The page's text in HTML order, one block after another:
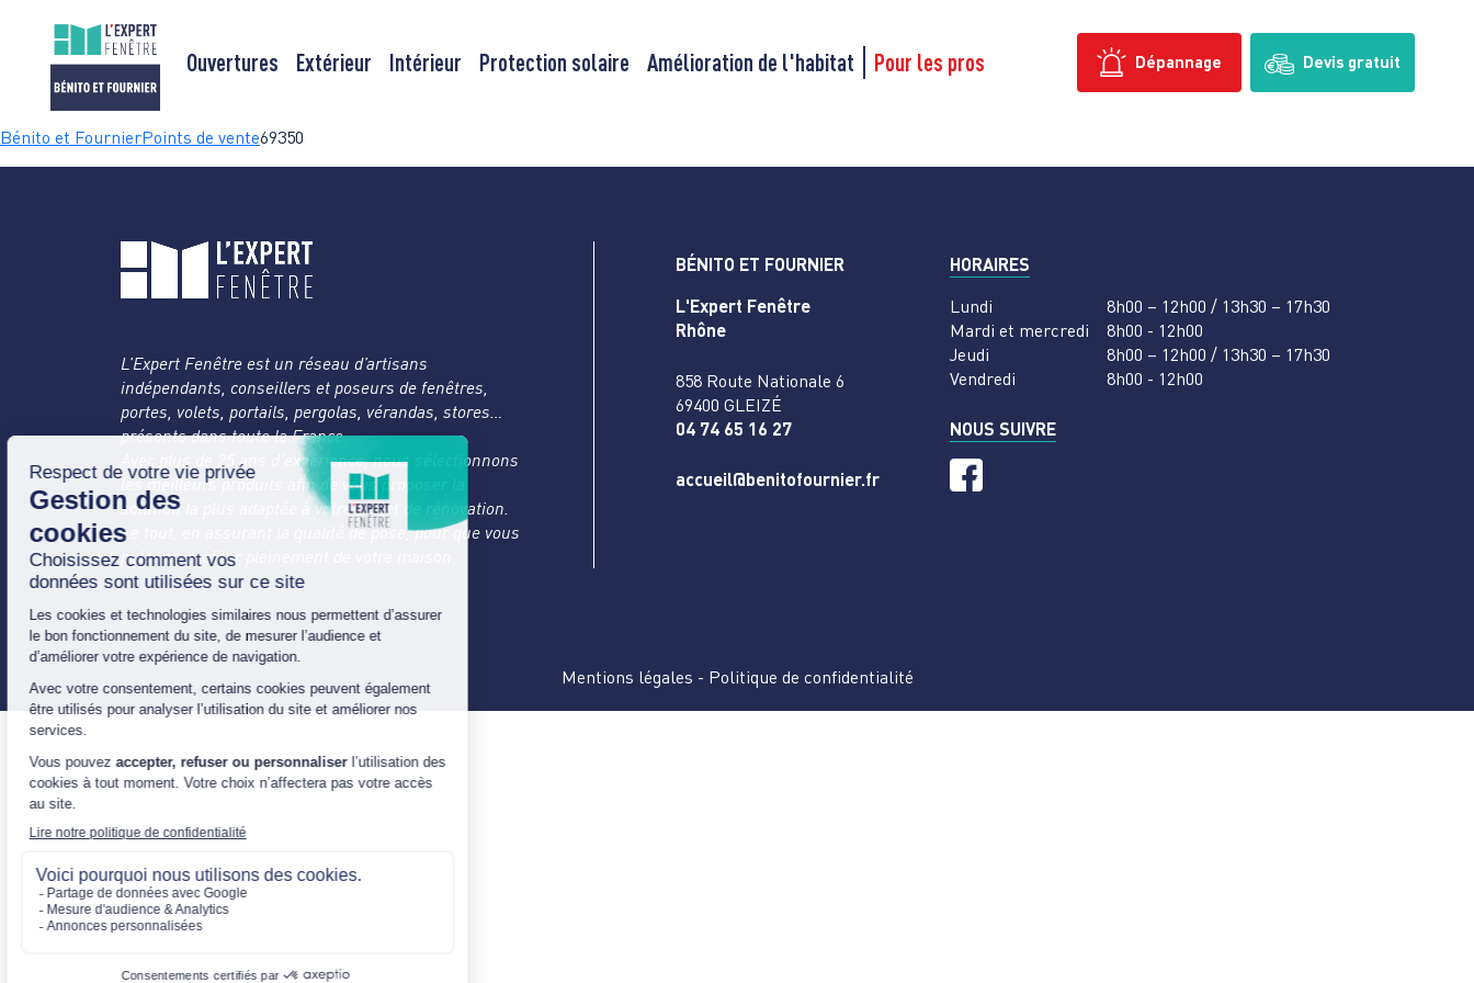
Passer
Dépannage Devis gratuit
Ouvertures Extérieur Intérieur Protection solaire Amélioration de l'habitat Pour les pros
Bénito et FournierPoints de vente69350
L’Expert Fenêtre est un réseau d’artisans
indépendants, conseillers et poseurs de fenêtres,
portes, volets, portails, pergolas, vérandas, stores…
présents dans toute la France.
Avec plus de 25 ans d’expérience, nous sélectionnons
les meilleurs produits afin de vous proposer la
solution la plus adaptée à votre projet de rénovation.
Le tout, en assurant la qualité de pose, pour que vous
puissiez profiter pleinement de votre maison.
BÉNITO ET FOURNIER
L'Expert Fenêtre
Rhône
858 Route Nationale 6
69400 GLEIZÉ
04 74 65 16 27
accueil@benitofournier.fr
HORAIRES
Lundi
8h00 – 12h00 / 13h30 – 17h30
Mardi et mercredi
8h00 - 12h00
Jeudi
8h00 – 12h00 / 13h30 – 17h30
Vendredi
8h00 - 12h00
NOUS SUIVRE
Mentions légales - Politique de confidentialité